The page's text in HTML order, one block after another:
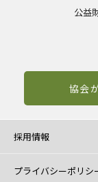
協会
採用情報
プライバシーポリシ